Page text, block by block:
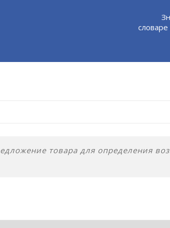
товара для определения